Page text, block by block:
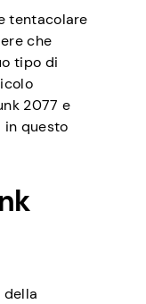
tentacolare
che
tipo di
2077 e
in questo
della